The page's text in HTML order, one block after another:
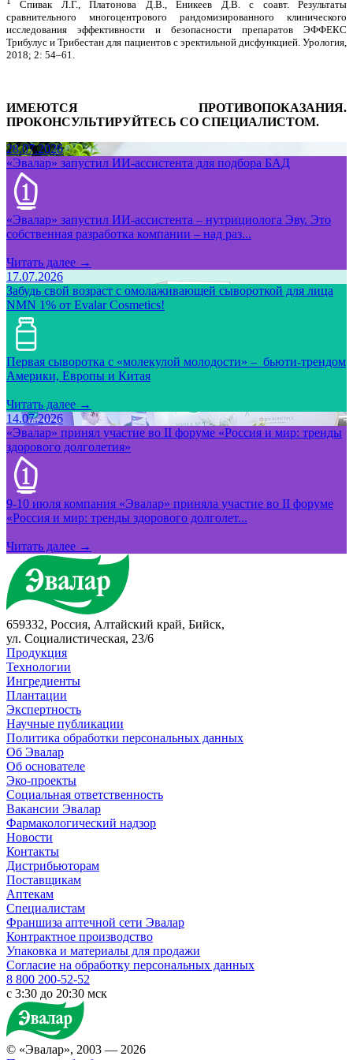
Спивак Л.Г., Платонова Д.В., Еникеев Д.В. с соавт. Результаты
сравнительного многоцентрового рандомизированного клинического
исследования эффективности и безопасности препаратов ЭФФЕКС
Трибулус и Трибестан для пациентов с эректильной дисфункцией. Урология,
2018; 2: 54–61.
ИМЕЮТСЯ ПРОТИВОПОКАЗАНИЯ.
ПРОКОНСУЛЬТИРУЙТЕСЬ СО СПЕЦИАЛИСТОМ.
28.07.2026
«Эвалар» запустил ИИ-ассистента для подбора БАД
«Эвалар» запустил ИИ-ассистента – нутрициолога Эву. Это
собственная разработка компании – над раз...
Читать далее →
17.07.2026
Забудь свой возраст с омолаживающей сывороткой для лица
NMN 1% от Evalar Cosmetics!
Первая сыворотка с «молекулой молодости» – бьюти-трендом
Америки, Европы и Китая
Читать далее →
14.07.2026
«Эвалар» принял участие во II форуме «Россия и мир: тренды
здорового долголетия»
9-10 июля компания «Эвалар» приняла участие во II форуме
«Россия и мир: тренды здорового долголет...
Читать далее →
659332, Россия, Алтайский край, Бийск,
ул. Социалистическая, 23/6
Продукция
Технологии
Ингредиенты
Плантации
Экспертность
Научные публикации
Политика обработки персональных данных
Об Эвалар
Об основателе
Эко-проекты
Социальная ответственность
Вакансии Эвалар
Фармакологический надзор
Новости
Контакты
Дистрибьюторам
Поставщикам
Аптекам
Специалистам
Франшиза аптечной сети Эвалар
Контрактное производство
Упаковка и материалы для продажи
Согласие на обработку персональных данных
8 800 200-52-52
c 3:30 до 20:30 мск
© «Эвалар», 2003 — 2026